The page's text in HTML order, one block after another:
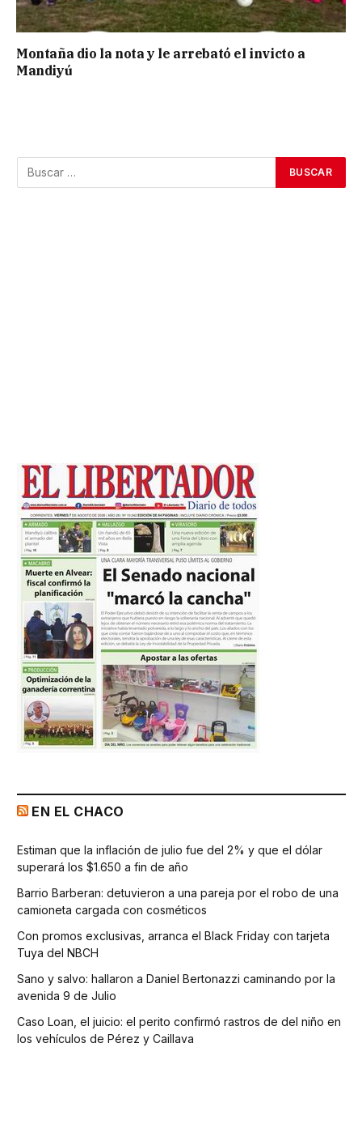
Montaña dio la nota y le arrebató el invicto a
Mandiyú
EN EL CHACO
Estiman que la inflación de julio fue del 2% y que el dólar
superará los $1.650 a fin de año
Barrio Barberan: detuvieron a una pareja por el robo de una
camioneta cargada con cosméticos
Con promos exclusivas, arranca el Black Friday con tarjeta
Tuya del NBCH
Sano y salvo: hallaron a Daniel Bertonazzi caminando por la
avenida 9 de Julio
Caso Loan, el juicio: el perito confirmó rastros de del niño en
los vehículos de Pérez y Caillava